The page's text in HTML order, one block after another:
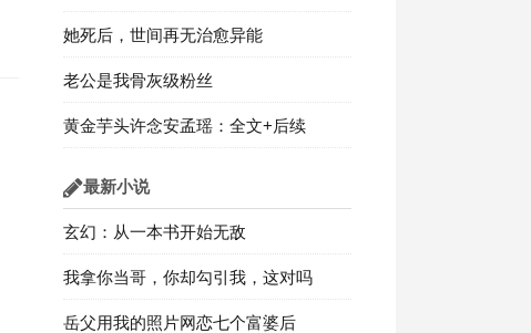
的姐姐断绝关系
她死后，世间再无治愈异能
老公是我骨灰级粉丝
黄金芋头许念安孟瑶：全文+后续
最新小说
玄幻：从一本书开始无敌
我拿你当哥，你却勾引我，这对吗
岳父用我的照片网恋七个富婆后